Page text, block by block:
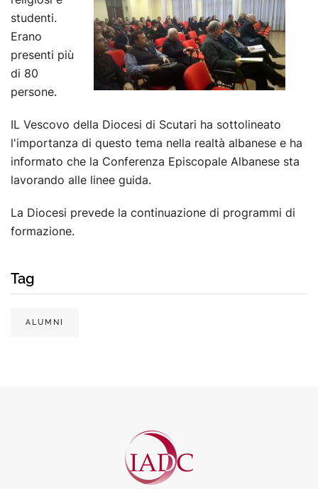
studenti.
Erano
presenti più
di 80
persone.
IL Vescovo della Diocesi di Scutari ha sottolineato
l'importanza di questo tema nella realtà albanese e ha
informato che la Conferenza Episcopale Albanese sta
lavorando alle linee guida.
La Diocesi prevede la continuazione di programmi di
formazione.
Tag
ALUMNI